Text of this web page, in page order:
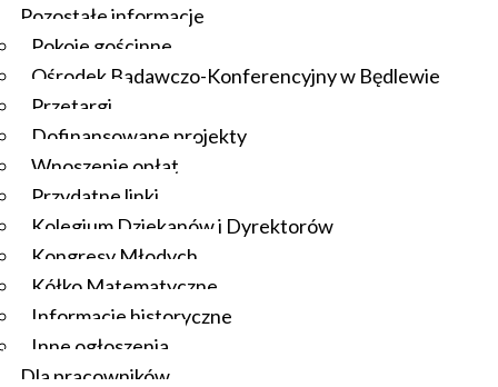
Pozostałe informacje
Pokoje gościnne
Ośrodek Badawczo-Konferencyjny w Będlewie
Przetargi
Dofinansowane projekty
Wnoszenie opłat
Przydatne linki
Kolegium Dziekanów i Dyrektorów
Kongresy Młodych
Kółko Matematyczne
Informacje historyczne
Inne ogłoszenia
Dla pracowników